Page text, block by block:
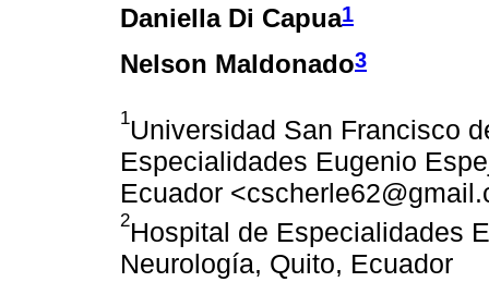
Daniella Di Capua1
Nelson Maldonado3
1Universidad San Francisco
Especialidades Eugenio
Ecuador
2Hospital de Especialidades
Neurología, Quito, Ecuador